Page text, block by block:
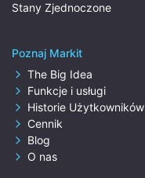
Stany Zjednoczone
Poznaj Markit
The Big Idea
Funkcje i usługi
Historie Użytkowników
Cennik
Blog
O nas